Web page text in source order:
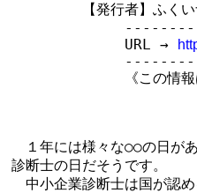
【発行者】ふくい
URL →
《この情報は、現在
１年には様々な○○の日が
診断士の日だそうです。
中小企業診断士は国が認